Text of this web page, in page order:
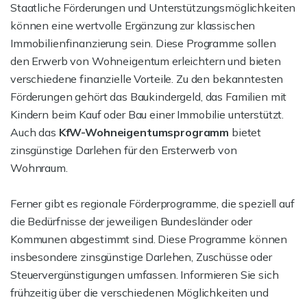
Staatliche Förderungen und Unterstützungsmöglichkeiten
können eine wertvolle Ergänzung zur klassischen
Immobilienfinanzierung sein. Diese Programme sollen
den Erwerb von Wohneigentum erleichtern und bieten
verschiedene finanzielle Vorteile. Zu den bekanntesten
Förderungen gehört das Baukindergeld, das Familien mit
Kindern beim Kauf oder Bau einer Immobilie unterstützt.
Auch das KfW-Wohneigentumsprogramm bietet
zinsgünstige Darlehen für den Ersterwerb von
Wohnraum.
Ferner gibt es regionale Förderprogramme, die speziell auf
die Bedürfnisse der jeweiligen Bundesländer oder
Kommunen abgestimmt sind. Diese Programme können
insbesondere zinsgünstige Darlehen, Zuschüsse oder
Steuervergünstigungen umfassen. Informieren Sie sich
frühzeitig über die verschiedenen Möglichkeiten und